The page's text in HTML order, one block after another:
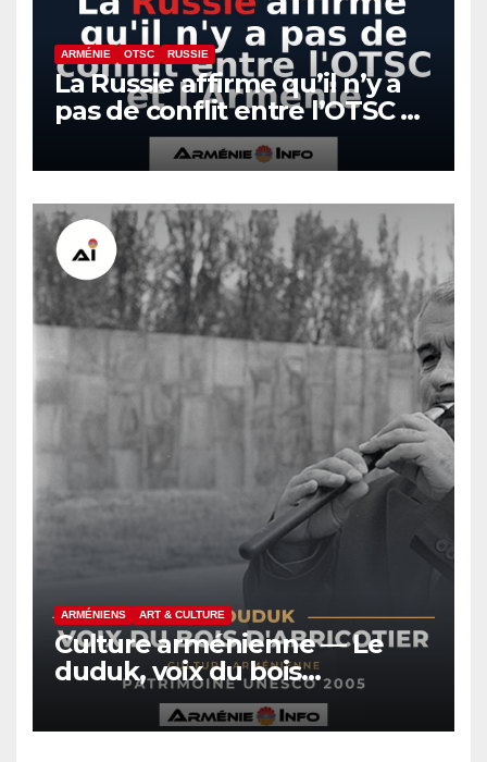
ARMÉNIE OTSC RUSSIE
La Russie affirme qu’il n’y a
pas de conflit entre l’OTSC et
l’Arménie
ARMÉNIENS ART & CULTURE
Culture arménienne — Le
duduk, voix du bois
d’abricotier